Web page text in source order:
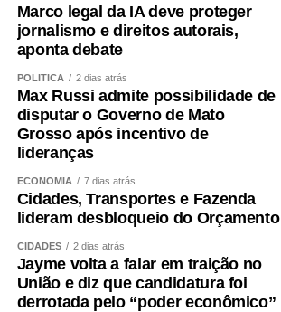
Marco legal da IA deve proteger
jornalismo e direitos autorais,
aponta debate
POLÍTICA 2 dias atrás
Max Russi admite possibilidade de
disputar o Governo de Mato
Grosso após incentivo de
lideranças
ECONOMIA 7 dias atrás
Cidades, Transportes e Fazenda
lideram desbloqueio do Orçamento
CIDADES 2 dias atrás
Jayme volta a falar em traição no
União e diz que candidatura foi
derrotada pelo “poder econômico”